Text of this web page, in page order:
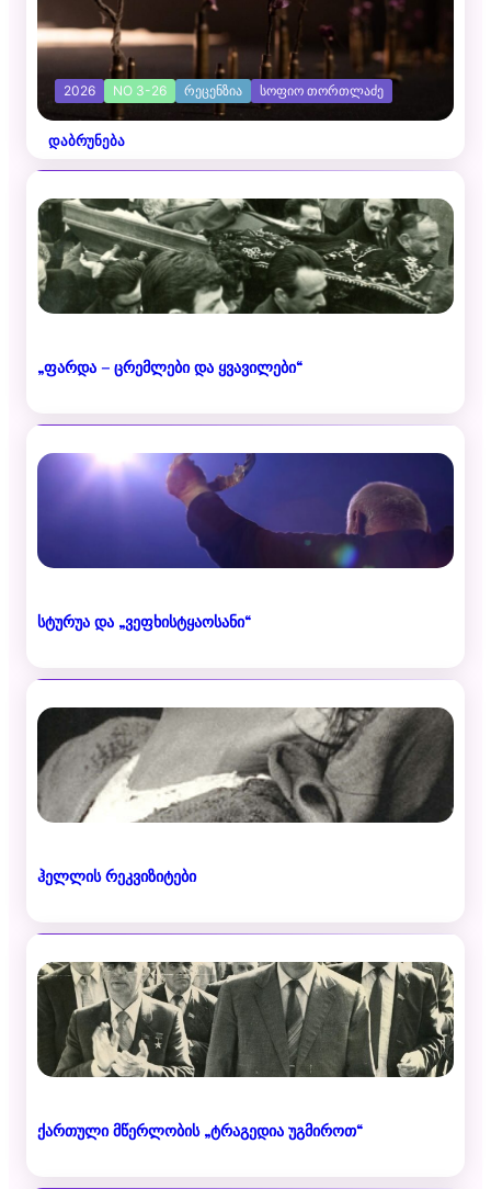
2026 NO 3-26 ᲠᲔᲪᲔᲜᲖᲘᲐ ᲡᲝᲤᲘᲝ ᲗᲝᲠᲗᲚᲐᲫᲔ
დაბრუნება
„ფარდა – ცრემლები და ყვავილები“
სტურუა და „ვეფხისტყაოსანი“
ჰელლის რეკვიზიტები
ქართული მწერლობის „ტრაგედია უგმიროთ“